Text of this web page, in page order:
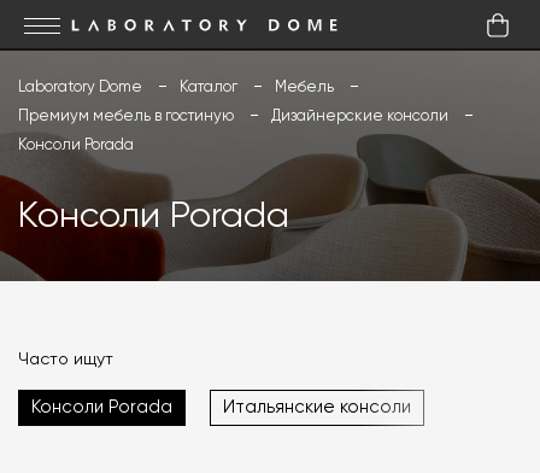
Laboratory Dome Каталог
Мебель
Премиум мебель в гостиную
Дизайнерские консоли
Консоли Porada
Консоли Porada
Часто ищут
Консоли Porada Итальянские консоли